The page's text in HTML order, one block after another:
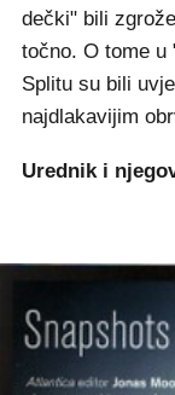
dečki" bili
točno. O tome u
Splitu su bili
najdlakavijim
Urednik i